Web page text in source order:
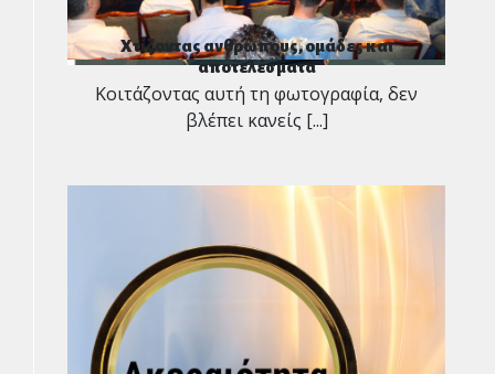
Χτίζοντας ανθρώπους, ομάδες και
αποτελέσματα
Κοιτάζοντας αυτή τη φωτογραφία, δεν
βλέπει κανείς [...]